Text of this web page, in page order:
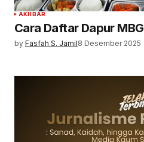
AKHBAR
Cara Daftar Dapur MBG
by Fasfah S. Jamil8 Desember 2025